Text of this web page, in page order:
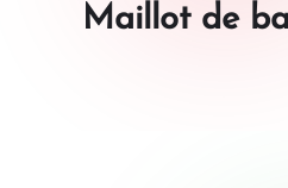
Maillot de